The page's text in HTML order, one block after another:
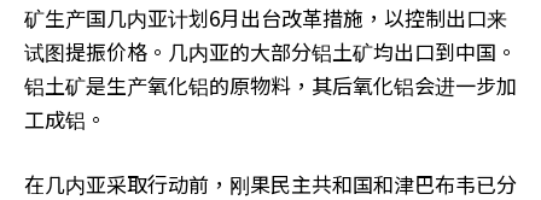
矿生产国几内亚计划6月出台改革措施，以控制出口来
试图提振价格。几内亚的大部分铝土矿均出口到中国。
铝土矿是生产氧化铝的原物料，其后氧化铝会进一步加
工成铝。
在几内亚采取行动前，刚果民主共和国和津巴布韦已分